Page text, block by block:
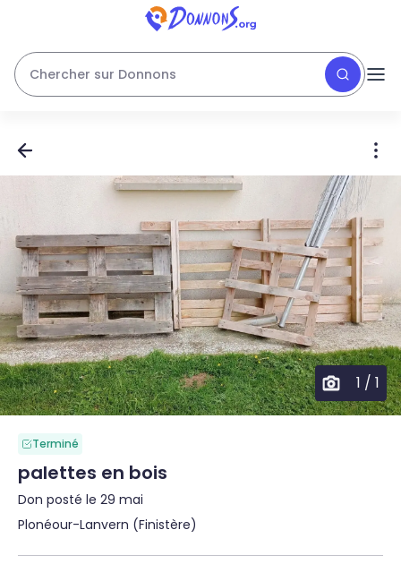
Chercher sur Donnons
1 / 1
Terminé
palettes en bois
Don posté le 29 mai
Plonéour-Lanvern (Finistère)